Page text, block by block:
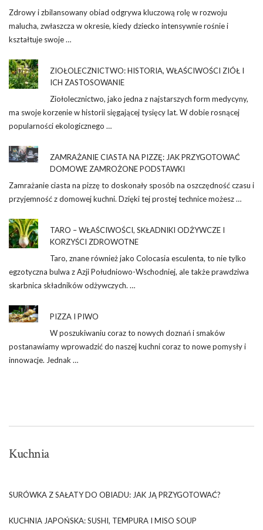
Zdrowy i zbilansowany obiad odgrywa kluczową rolę w rozwoju
malucha, zwłaszcza w okresie, kiedy dziecko intensywnie rośnie i
kształtuje swoje …
ZIOŁOLECZNICTWO: HISTORIA, WŁAŚCIWOŚCI ZIÓŁ I
ICH ZASTOSOWANIE
Ziołolecznictwo, jako jedna z najstarszych form medycyny,
ma swoje korzenie w historii sięgającej tysięcy lat. W dobie rosnącej
popularności ekologicznego …
ZAMRAŻANIE CIASTA NA PIZZĘ: JAK PRZYGOTOWAĆ
DOMOWE ZAMROŻONE PODSTAWKI
Zamrażanie ciasta na pizzę to doskonały sposób na oszczędność czasu i
przyjemność z domowej kuchni. Dzięki tej prostej technice możesz …
TARO – WŁAŚCIWOŚCI, SKŁADNIKI ODŻYWCZE I
KORZYŚCI ZDROWOTNE
Taro, znane również jako Colocasia esculenta, to nie tylko
egzotyczna bulwa z Azji Południowo-Wschodniej, ale także prawdziwa
skarbnica składników odżywczych. …
PIZZA I PIWO
W poszukiwaniu coraz to nowych doznań i smaków
postanawiamy wprowadzić do naszej kuchni coraz to nowe pomysły i
innowacje. Jednak …
Kuchnia
SURÓWKA Z SAŁATY DO OBIADU: JAK JĄ PRZYGOTOWAĆ?
KUCHNIA JAPOŃSKA: SUSHI, TEMPURA I MISO SOUP